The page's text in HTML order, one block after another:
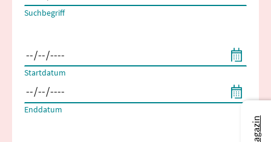
Es erscheinen Suchvorschläge, wenn mindestens 2 Zeichen
Suchbegriff
Startdatum
Enddatum